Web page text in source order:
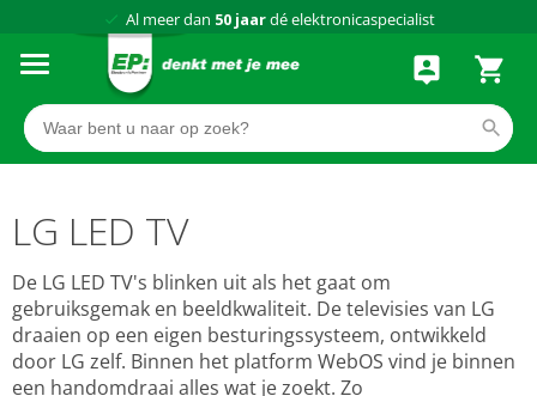
Al meer dan 50 jaardé elektronicaspecialist
LG LED TV
De LG LED TV's blinken uit als het gaat om
gebruiksgemak en beeldkwaliteit. De televisies van LG
draaien op een eigen besturingssysteem, ontwikkeld
door LG zelf. Binnen het platform WebOS vind je binnen
een handomdraai alles wat je zoekt. Zo